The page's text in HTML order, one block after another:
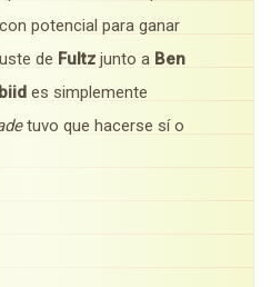
potencial para ganar
de Fultz junto a Ben
es simplemente
tuvo que hacerse sí o